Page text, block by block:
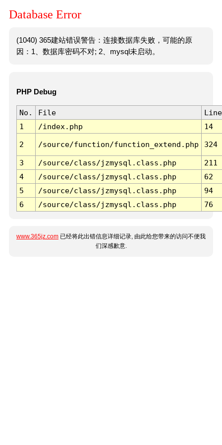
Database Error
(1040) 365建站错误警告：连接数据库失败，可能的原
因：1、数据库密码不对; 2、mysql未启动。
PHP Debug
No. File
Line
1
/index.php 14
2 /source/function/function_extend.php 324
3 /source/class/jzmysql.class.php
211
4
/source/class/jzmysql.class.php
62
5
/source/class/jzmysql.class.php
94
6
/source/class/jzmysql.class.php 76
www.365jz.com 已经将此出错信息详细记录, 由此给您带来的访问不便我
们深感歉意.